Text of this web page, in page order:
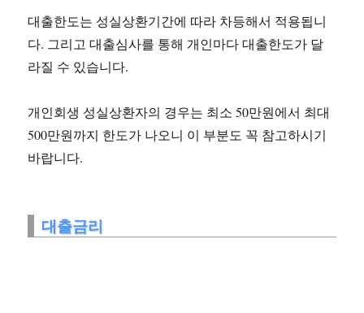
대출한도는 성실상환기간에 따라 차등해서 적용됩니
다. 그리고 대출심사를 통해 개인마다 대출한도가 달
라질 수 있습니다.
개인회생 성실상환자의 경우는 최소 50만원에서 최대
500만원까지 한도가 나오니 이 부분도 꼭 참고하시기
바랍니다.
대출금리